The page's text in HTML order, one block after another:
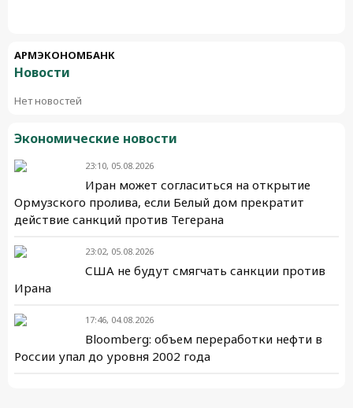
АРМЭКОНОМБАНК
Новости
Нет новостей
Экономические новости
23:10, 05.08.2026
Иран может согласиться на открытие
Ормузского пролива, если Белый дом прекратит
действие санкций против Тегерана
23:02, 05.08.2026
США не будут смягчать санкции против
Ирана
17:46, 04.08.2026
Bloomberg: объем переработки нефти в
России упал до уровня 2002 года